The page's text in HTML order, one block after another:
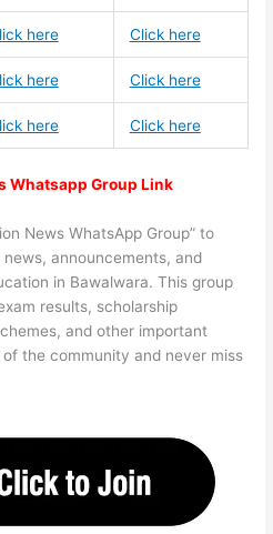
here Click here
here Click here
here Click here
Whatsapp Group Link
News WhatsApp Group” to
announcements, and
in Bawalwara. This group
results, scholarship
and other important
the community and never miss